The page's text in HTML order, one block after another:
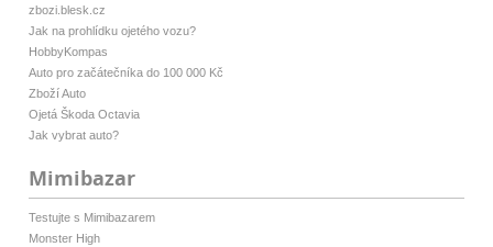
zbozi.blesk.cz
Jak na prohlídku ojetého vozu?
HobbyKompas
Auto pro začátečníka do 100 000 Kč
Zboží Auto
Ojetá Škoda Octavia
Jak vybrat auto?
Mimibazar
Testujte s Mimibazarem
Monster High